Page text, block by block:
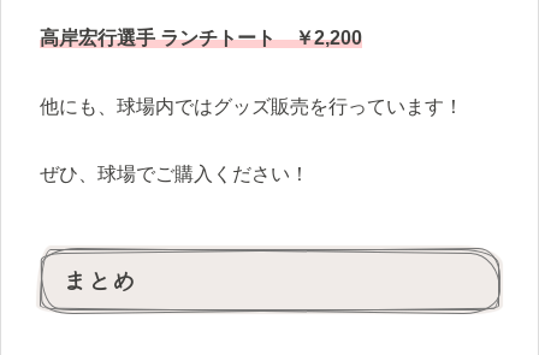
高岸宏行選手 ランチトート ￥2,200
他にも、球場内ではグッズ販売を行っています！
ぜひ、球場でご購入ください！
まとめ